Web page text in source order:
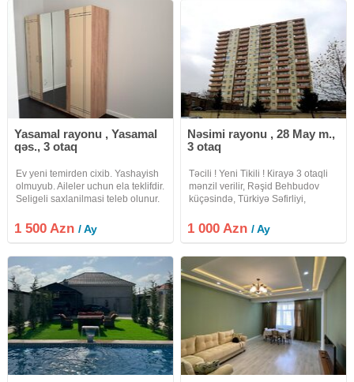
Yasamal rayonu , Yasamal
qəs., 3 otaq
Ev yeni temirden cixib. Yashayish
olmuyub. Aileler uchun ela teklifdir.
Seligeli saxlanilmasi teleb olunur.
1 500 Azn/ Ay
Nəsimi rayonu , 28 May m.,
3 otaq
Təcili ! Yeni Tikili ! Кirayə 3 otaqli
mənzil verilir, Rəşid Behbudov
küçəsində, Türkiyә Sәfirliyi,
Aqua Park " və " 28 May " metrosu
yaxinliğinda. Mərtəbə: 16/10.
1 000 Azn/ Ay